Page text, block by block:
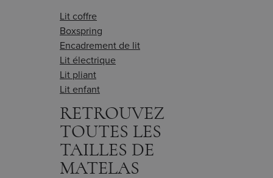
Lit coffre
Boxspring
Encadrement de lit
Lit électrique
Lit pliant
Lit enfant
RETROUVEZ
TOUTES LES
TAILLES DE
MATELAS